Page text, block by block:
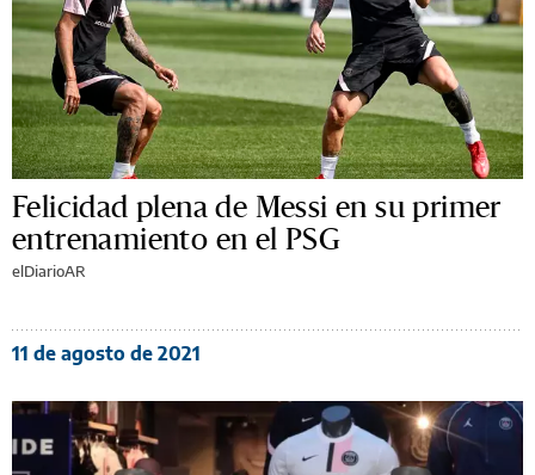
Felicidad plena de Messi en su primer
entrenamiento en el PSG
elDiarioAR
11 de agosto de 2021